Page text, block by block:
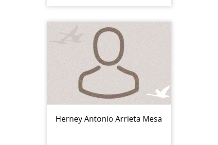
Herney Antonio Arrieta Mesa